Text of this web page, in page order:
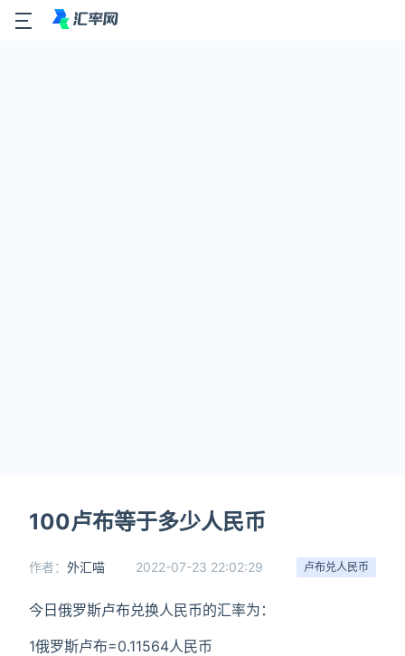
100卢布等于多少人民币
卢布兑人民币
作者： 外汇喵 2022-07-23 22:02:29
今日俄罗斯卢布兑换人民币的汇率为：
1俄罗斯卢布=0.11564人民币